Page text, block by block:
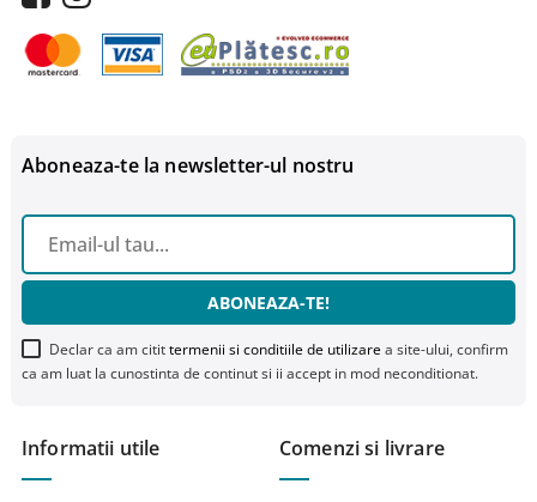
Informatii utile Comenzi si livrare
Aboneaza-te la newsletter-ul nostru
ABONEAZA-TE!
Declar ca am citittermenii si conditiile de utilizarea site-ului, confirm
ca am luat la cunostinta de continut si ii accept in mod neconditionat.